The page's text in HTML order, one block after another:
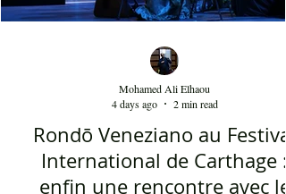
Mohamed Ali Elhaou
4 days ago
2 min read